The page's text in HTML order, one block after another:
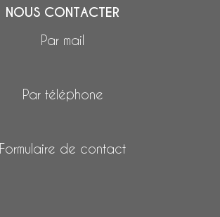
NOUS CONTACTER
Par mail
Par téléphone
Formulaire de contact